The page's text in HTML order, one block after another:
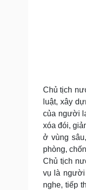
Chủ tịch
luật, xây
của người
xóa đói,
ở vùng
phòng,
Chủ tịch
vụ là người
nghe, tiếp